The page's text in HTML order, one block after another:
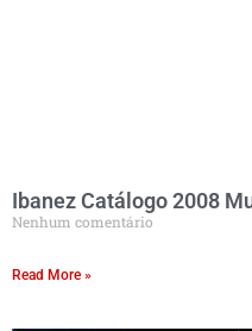
Ibanez Catálogo 2008
Nenhum comentário
Read More »